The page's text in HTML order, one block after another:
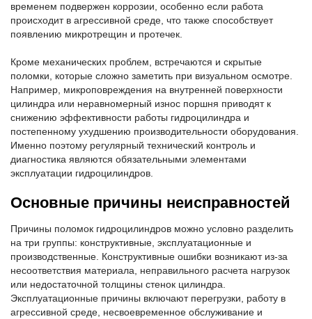
временем подвержен коррозии, особенно если работа
происходит в агрессивной среде, что также способствует
появлению микротрещин и протечек.
Кроме механических проблем, встречаются и скрытые
поломки, которые сложно заметить при визуальном осмотре.
Например, микроповреждения на внутренней поверхности
цилиндра или неравномерный износ поршня приводят к
снижению эффективности работы гидроцилиндра и
постепенному ухудшению производительности оборудования.
Именно поэтому регулярный технический контроль и
диагностика являются обязательными элементами
эксплуатации гидроцилиндров.
Основные причины неисправностей
Причины поломок гидроцилиндров можно условно разделить
на три группы: конструктивные, эксплуатационные и
производственные. Конструктивные ошибки возникают из-за
несоответствия материала, неправильного расчета нагрузок
или недостаточной толщины стенок цилиндра.
Эксплуатационные причины включают перегрузки, работу в
агрессивной среде, несвоевременное обслуживание и